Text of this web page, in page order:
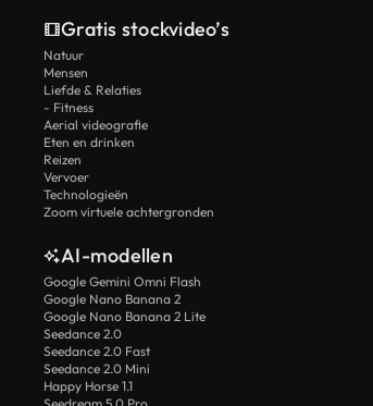
Gratis stockvideo’s
Natuur
Mensen
Liefde & Relaties
- Fitness
Aerial videografie
Eten en drinken
Reizen
Vervoer
Technologieën
Zoom virtuele achtergronden
AI-modellen
Google Gemini Omni Flash
Google Nano Banana 2
Google Nano Banana 2 Lite
Seedance 2.0
Seedance 2.0 Fast
Seedance 2.0 Mini
Happy Horse 1.1